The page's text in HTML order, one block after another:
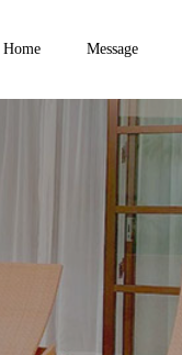
Home Message